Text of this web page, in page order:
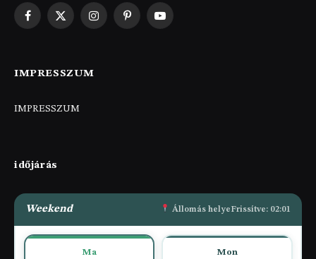
Facebook
X
InstagramPinterestYouTube
IMPRESSZUM
IMPRESSZUM
időjárás
Weekend Állomás helyeFrissítve: 02:01
Ma Mon